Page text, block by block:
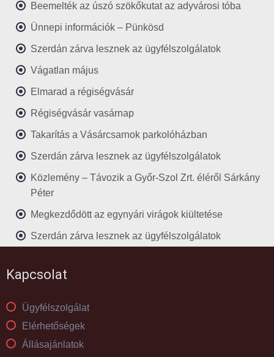
Beemelték az úszó szökőkutat az adyvárosi tóba
Ünnepi információk – Pünkösd
Szerdán zárva lesznek az ügyfélszolgálatok
Vágatlan május
Elmarad a régiségvásár
Régiségvásár vasárnap
Takarítás a Vásárcsarnok parkolóházban
Szerdán zárva lesznek az ügyfélszolgálatok
Közlemény – Távozik a Győr-Szol Zrt. éléről Sárkány
Péter
Megkezdődött az egynyári virágok kiültetése
Szerdán zárva lesznek az ügyfélszolgálatok
Kapcsolat
Ügyfélszolgálat
Elérhetőségek
Állásajánlatok